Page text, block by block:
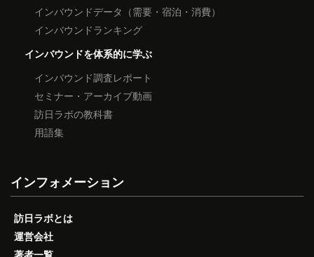
インバウンドデータ（需要・宿泊・消費）
インバウンドランキング
インバウンドを体系的に学ぶ
インバウンド調査レポート
セミナー・アーカイブ動画
訪日ラボの教科書
用語集
インフォメーション
訪日ラボとは
運営会社